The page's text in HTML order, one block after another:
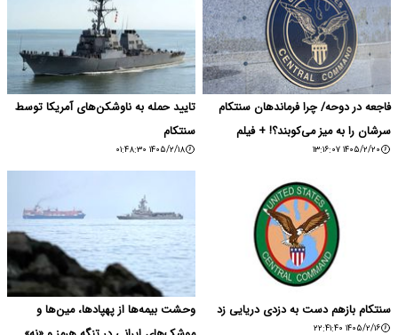
فاجعه در دوحه/ چرا فرماندهان سنتکام
سرشان را به میز می‌کوبند؟! + فیلم
۱۴۰۵/۲/۲۰ ۱۳:۱۶:۰۷
تایید حمله به ناوشکن‌های آمریکا توسط
سنتکام
۱۴۰۵/۲/۱۸ ۰۱:۴۸:۳۰
سنتکام بازهم دست به دزدی دریایی زد
۱۴۰۵/۲/۱۶ ۲۲:۴۱:۴۰
وحشت بیمه‌ها از پهپاد‌ها، مین‌ها و